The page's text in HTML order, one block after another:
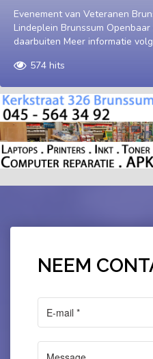
Evenement van Veteranen
Lindeplein Brunssum Openbaar
daarbuiten Meer informatie
574 hits
NEEM